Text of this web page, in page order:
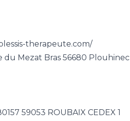
therapeute.com/
du Mezat Bras 56680 Plouhinec
59053 ROUBAIX CEDEX 1